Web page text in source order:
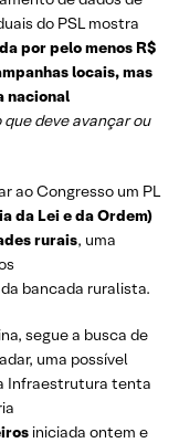
do PSL mostra
por pelo menos R$
locais, mas
nacional
deve avançar ou
ao Congresso um PL
da Lei e da Ordem)
rurais, uma
bancada ruralista.
segue a busca de
uma possível
Infraestrutura tenta
iniciada ontem e